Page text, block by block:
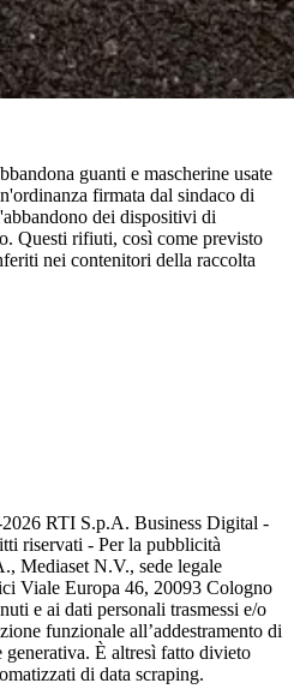
guanti e mascherine usate
firmata dal sindaco di
dei dispositivi di
Questi rifiuti, così come previsto
nei contenitori della raccolta
2026 RTI S.p.A. Business Digital -
riservati - Per la pubblicità
Mediaset N.V., sede legale
Viale Europa 46, 20093 Cologno
e ai dati personali trasmessi e/o
funzionale all’addestramento di
È altresì fatto divieto
di data scraping.